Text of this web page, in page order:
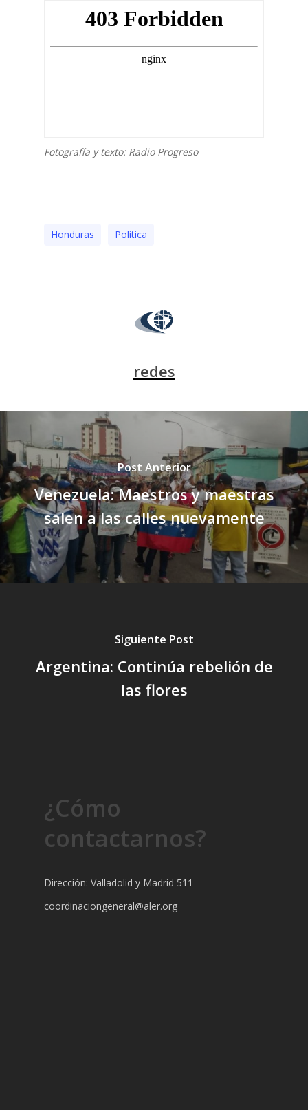
Fotografía y texto: Radio Progreso
Honduras Polí­tica
redes
Post Anterior
Venezuela: Maestros y maestras
salen a las calles nuevamente
Siguiente Post
Argentina: Continúa rebelión de
las flores
¿Cómo
contactarnos?
Dirección: Valladolid y Madrid 511
coordinaciongeneral@aler.org